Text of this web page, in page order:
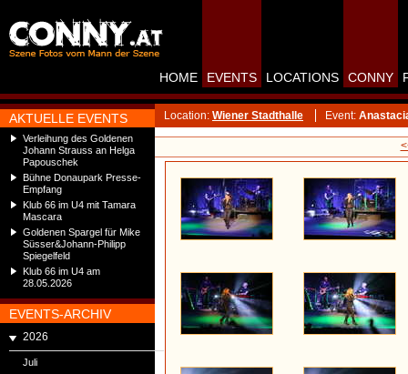
AKTUELLE EVENTS
Verleihung des Goldenen
Johann Strauss an Helga
Papouschek
Bühne Donaupark Presse-
Empfang
Klub 66 im U4 mit Tamara
Mascara
Goldenen Spargel für Mike
Süsser&Johann-Philipp
Spiegelfeld
Klub 66 im U4 am
28.05.2026
EVENTS-ARCHIV
2026
Juli
HOME EVENTS LOCATIONS CONNY
Location: Wiener Stadthalle Event: